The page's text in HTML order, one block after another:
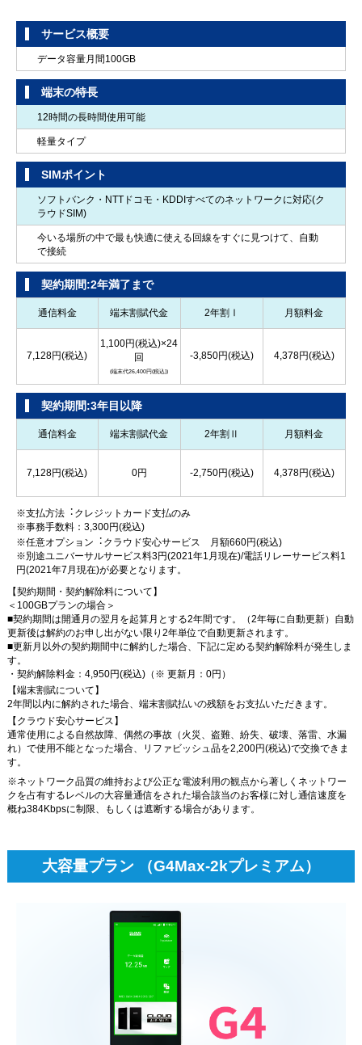
用途に合わせてアプリをApp Store/Google Playよりダウンロード、各種設
インターネット・メールトラブル解決
インターネット接続やメールの送受信が出来ない等のトラブルの原因究明
と解決作業。
クライアント側の接続設定【3台まで】
・2台目以降のインターネット接続の設定【有線・無線問わず】
・スマートフォン／タブレット／デジタル家電共通
パソコンが正常に起動しない状態からの復旧
システム要因で正常に起動しない状態を初期化せず可能な限り修復を実
スマートスピーカー設定
Google Home、Amazon Echo、LINE WAVE、Apple HomePodなどのスマ
※ Googleアカウント取得が必要な場合は1アカウントまで
※ クライアント設定は3台まで（アプリインストール込み）
┗データ保護オプション
HDDもしくはSSDの複製（イメージ化含む）を作成するか、お客さまご要
望の重要データをバックアップする、どちらかのデータ保護を実施したう
えで作業を実施。
スマートディスプレイ設定
Google Nest Hub、Amazon Echo Showなどのスマートディスプレイの本
体設定（Wi-Fi接続含む）
※ Googleアカウント取得が必要な場合は1アカウントまで
※ クライアント設定は3台まで（アプリインストール込み）
※ 追加1台毎にIoT機器メニューの「アプリインストール追加設定」を適用
ウイルス駆除
悪意のあるウイルス等が原因で、正常に動かなくなったパソコンの動作を
回復。
スマートリモコン設定
Nature RemoやeRemoteなどのスマートリモコンの初期設定作業
※ 対象のエアコン、テレビ、電気のON/OFF設定を3台まで実施
┗データ保護オプション
ウイルス駆除をHDDもしくはSSDの複製（イメージ化含む）を作成する
か、お客さまご要望の重要データをバックアップする、どちらかのデータ
保護を実施したうえで作業を実施。
・工事が不要なスマートロックの取り付けおよび設定
・本体、スマホ1台とのペアリング設定（アプリインストール込み）
デジカメやWebカメラなどの周辺機器の接続設定を実施。
スマートセンサー設定
人感センサー、ドア・窓センターの初期設定作業
※ 本体とクライアント設定は1台まで（アプリインストール込み）
サービス概要
データ容量月間100GB
端末の特長
12時間の長時間使用可能
軽量タイプ
SIMポイント
ソフトバンク・NTTドコモ・KDDIすべてのネットワークに対応(ク
ラウドSIM)
今いる場所の中で最も快適に使える回線をすぐに見つけて、自動
で接続
契約期間:2年満了まで
通信料金 端末割賦代金 2年割Ⅰ 月額料金
7,128円(税込)
1,100円(税込)×24
回
(端末代26,400円(税込))
-3,850円(税込) 4,378円(税込)
契約期間:3年目以降
通信料金 端末割賦代金 2年割Ⅱ 月額料金
7,128円(税込) 0円 -2,750円(税込) 4,378円(税込)
※支払方法︓クレジットカード支払のみ
※事務手数料：3,300円(税込)
※任意オプション︓クラウド安心サービス 月額660円(税込)
※別途ユニバーサルサービス料3円(2021年1月現在)/電話リレーサービス料1
円(2021年7月現在)が必要となります。
【契約期間・契約解除料について】
＜100GBプランの場合＞
■契約期間は開通月の翌月を起算月とする2年間です。（2年毎に自動更新）自動
更新後は解約のお申し出がない限り2年単位で自動更新されます。
■更新月以外の契約期間中に解約した場合、下記に定める契約解除料が発生しま
す。
・契約解除料金：4,950円(税込)（※ 更新月：0円）
【端末割賦について】
2年間以内に解約された場合、端末割賦払いの残額をお支払いただきます。
【クラウド安心サービス】
通常使用による自然故障、偶然の事故（火災、盗難、紛失、破壊、落雷、水漏
れ）で使用不能となった場合、リファビッシュ品を2,200円(税込)で交換できま
す。
※ネットワーク品質の維持および公正な電波利用の観点から著しくネットワー
クを占有するレベルの大容量通信をされた場合該当のお客様に対し通信速度を
概ね384Kbpsに制限、もしくは遮断する場合があります。
大容量プラン （G4Max-2kプレミアム）